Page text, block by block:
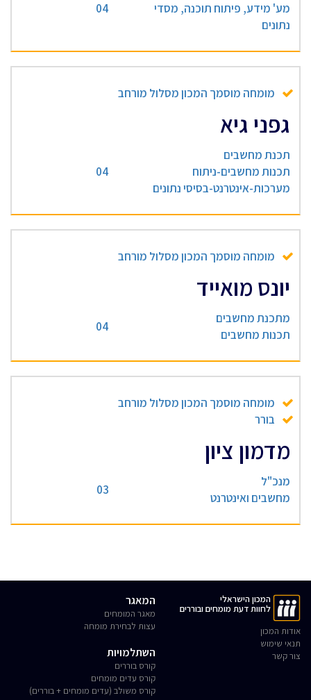
מע' מידע, פיתוח תוכנה, מסדי
נתונים
04
מומחה מוסמך המכון מסלול מורחב
גפני גיא
תכנת מחשבים
תכנות מחשבים-ניתוח
מערכות-אינטרנט-בסיסי נתונים
04
מומחה מוסמך המכון מסלול מורחב
יונס מואייד
מתכנת מחשבים
תכנות מחשבים
04
מומחה מוסמך המכון מסלול מורחב
בורר
מדמון ציון
מנכ"ל
מחשבים ואינטרנט
03
המכון הישראלי
לחוות דעת מומחים ובוררים
אודות המכון
תנאי שימוש
צור קשר
המאגר
מאגר המומחים
עצות לבחירת מומחה
השתלמויות
קורס בוררים
קורס עדים מומחים
קורס משולב (עדים מומחים + בוררים)